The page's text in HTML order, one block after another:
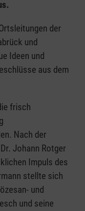
der
und
Ideen und
aus dem
frisch
Nach der
Johann Rotger
Impuls des
stellte sich
und
und seine